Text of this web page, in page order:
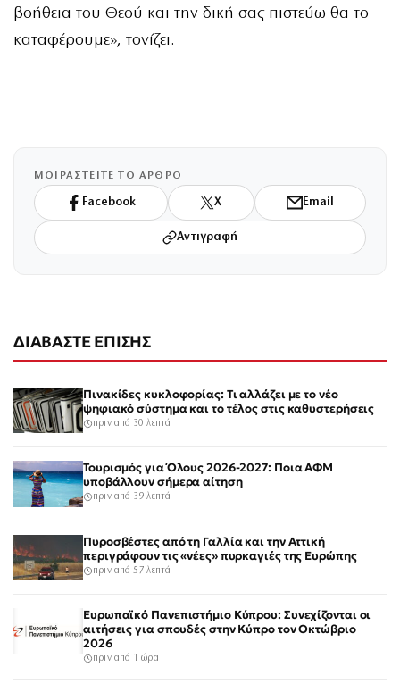
βοήθεια του Θεού και την δική σας πιστεύω θα το
καταφέρουμε», τονίζει.
ΜΟΙΡΑΣΤΕΙΤΕ ΤΟ ΑΡΘΡΟ
Facebook X Email
Αντιγραφή
ΔΙΑΒΑΣΤΕ ΕΠΙΣΗΣ
Πινακίδες κυκλοφορίας: Τι αλλάζει με το νέο
ψηφιακό σύστημα και το τέλος στις καθυστερήσεις
πριν από 30 λεπτά
Τουρισμός για Όλους 2026-2027: Ποια ΑΦΜ
υποβάλλουν σήμερα αίτηση
πριν από 39 λεπτά
Πυροσβέστες από τη Γαλλία και την Αττική
περιγράφουν τις «νέες» πυρκαγιές της Ευρώπης
πριν από 57 λεπτά
Ευρωπαϊκό Πανεπιστήμιο Κύπρου: Συνεχίζονται οι
αιτήσεις για σπουδές στην Κύπρο τον Οκτώβριο
2026
πριν από 1 ώρα